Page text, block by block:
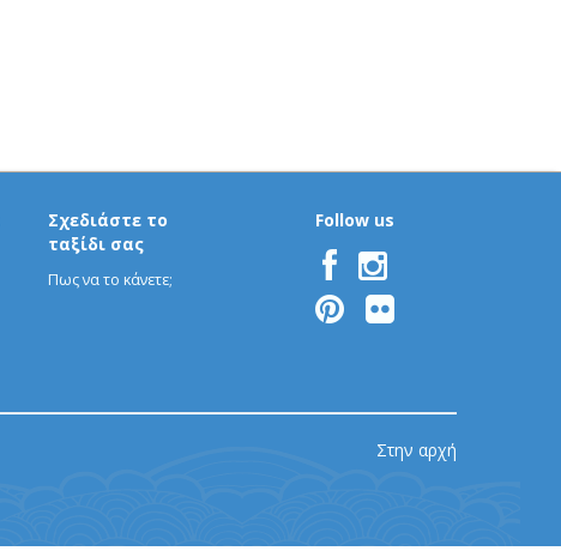
Σχεδιάστε το
ταξίδι σας
Πως να το κάνετε;
Follow us
Στην αρχή